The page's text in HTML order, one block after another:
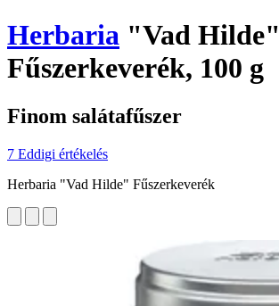
Herbaria "Vad Hilde"
Fűszerkeverék, 100 g
Finom salátafűszer
7 Eddigi értékelés
Herbaria "Vad Hilde" Fűszerkeverék